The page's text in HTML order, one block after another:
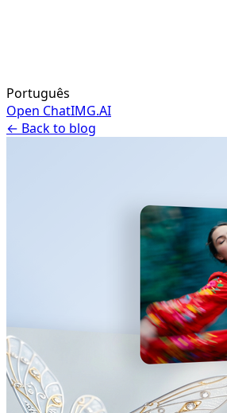
Português
Open ChatIMG.AI
← Back to blog